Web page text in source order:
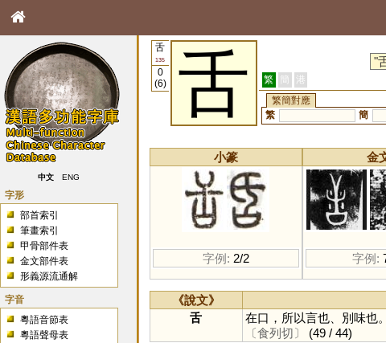
中文 ENG
字形
部首索引
筆畫索引
甲骨部件表
金文部件表
形義源流通解
字音
粵語音節表
粵語聲母表
舌
135
0
(6)
舌 繁 簡 港
繁簡對應
繁
簡
小篆
字例: 2/2
金
字例:
《說文》
舌
在口，所以言也、別味也
〔食列切〕
(49 / 44)